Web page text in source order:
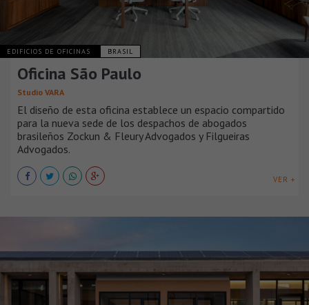
EDIFICIOS DE OFICINAS BRASIL
Oficina São Paulo
Studio VARA
El diseño de esta oficina establece un espacio compartido
para la nueva sede de los despachos de abogados
brasileños Zockun & Fleury Advogados y Filgueiras
Advogados.
VER +